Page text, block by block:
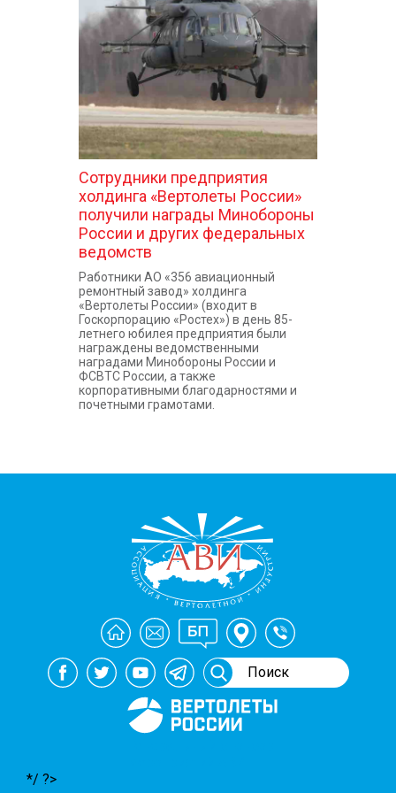
КОНТАКТЫ
Сотрудники предприятия
холдинга «Вертолеты России»
получили награды Минобороны
России и других федеральных
ведомств
Работники АО «356 авиационный
ремонтный завод» холдинга
«Вертолеты России» (входит в
Госкорпорацию «Ростех») в день 85-
летнего юбилея предприятия были
награждены ведомственными
наградами Минобороны России и
ФСВТС России, а также
корпоративными благодарностями и
почетными грамотами.
*/ ?>